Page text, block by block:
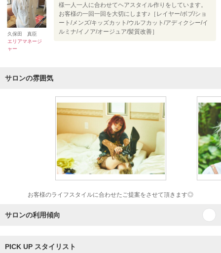
久保田 真臣
エリアマネージ
ャー
様一人一人に合わせてヘアスタイル作りをしています。
お客様の一回一回を大切にします♪［レイヤー/ボブ/ショ
ート/メンズ/キッズカット/ウルフカット/アディクシー/イ
ルミナ/イノア/オージュア/髪質改善］
サロンの雰囲気
お客様のライフスタイルに合わせたご提案をさせて頂きます◎
サロンの利用傾向
PICK UP スタイリスト